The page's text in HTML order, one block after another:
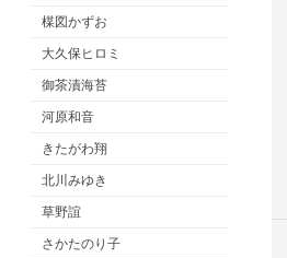
楳図かずお
大久保ヒロミ
御茶漬海苔
河原和音
きたがわ翔
北川みゆき
草野誼
さかたのり子